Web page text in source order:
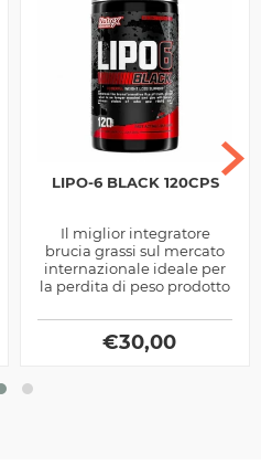
LIPO-6 BLACK 120CPS
Il miglior integratore
brucia grassi sul mercato
internazionale ideale per
la perdita di peso prodotto
€30,00